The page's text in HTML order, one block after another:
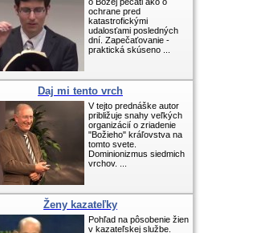
ochrane pred
katastrofickými
udalosťami posledných
dní. Zapečaťovanie -
praktická skúseno ...
Daj mi tento vrch
V tejto prednáške autor
približuje snahy veľkých
organizácií o zriadenie
"Božieho" kráľovstva na
tomto svete.
Dominionizmus siedmich
vrchov. ...
Ženy kazateľky
Pohľad na pôsobenie žien
v kazateľskej službe.